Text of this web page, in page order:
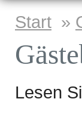
Start »
Lesen